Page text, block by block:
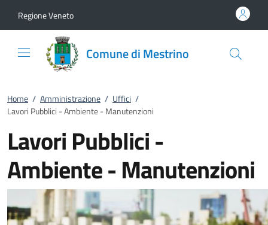
Regione Veneto
Comune di Mestrino
Home / Amministrazione / Uffici /
Lavori Pubblici - Ambiente - Manutenzioni
Lavori Pubblici -
Ambiente - Manutenzioni